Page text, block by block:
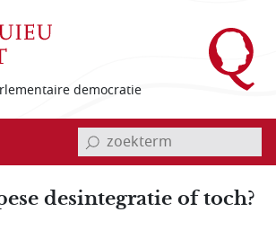
democratie
invoerveld zoekterm
desintegratie of toch?